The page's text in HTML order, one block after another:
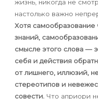
жизнь, никогда не
настолько важно
Хотя самообразование
знаний,
смысле этого слова —
себя и действия
от лишнего, иллюзий,
стереотипов и
совести. Что априори